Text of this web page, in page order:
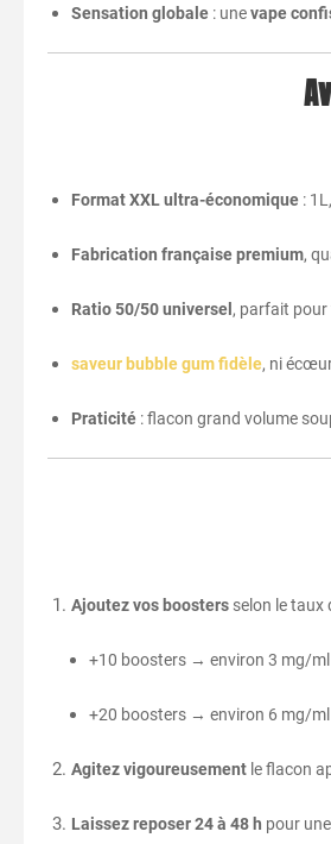
Sensation globale : unevape
Format XXL ultra-économique :
Fabrication française premium,
Ratio 50/50 universel , parfait pour
saveur bubble gum fidèle, ni
Praticité : flacon grand volume
Ajoutez vos boosters selon le taux
+10 boosters → environ 3 mg/ml
+20 boosters → environ 6 mg/ml
Agitez vigoureusement le flacon
Laissez reposer 24 à 48 h pour